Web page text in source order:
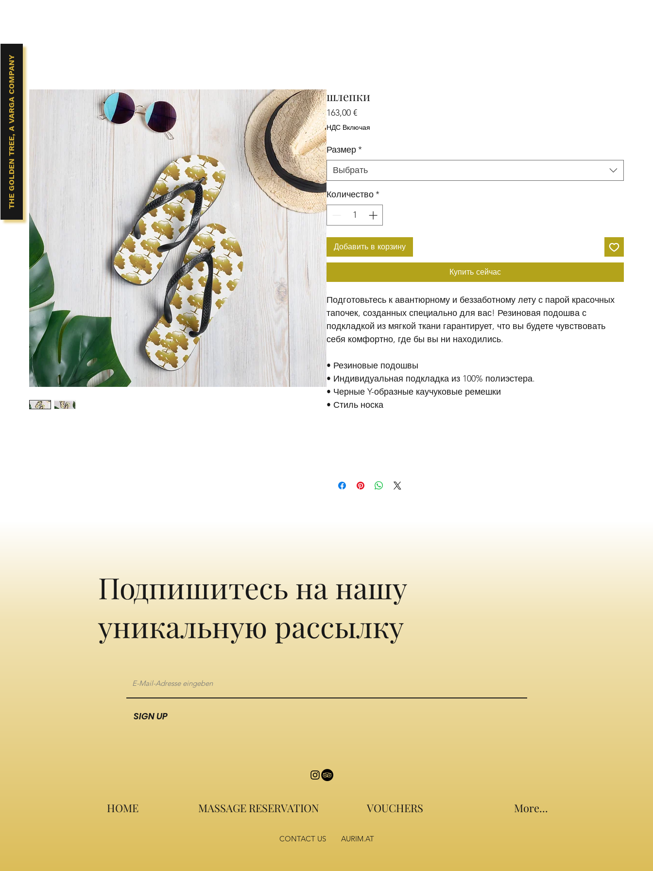
шлепки
163,00 €Цена
НДС Включая
Размер*
Выбрать
Количество*
Добавить в корзину
Купить сейчас
Подготовьтесь к авантюрному и беззаботному лету с парой красочных
тапочек, созданных специально для вас! Резиновая подошва с
подкладкой из мягкой ткани гарантирует, что вы будете чувствовать
себя комфортно, где бы вы ни находились.
• Резиновые подошвы
• Индивидуальная подкладка из 100% полиэстера.
• Черные Y-образные каучуковые ремешки
• Стиль носка
Подпишитесь на нашу
уникальную рассылку
HOME MASSAGE RESERVATION VOUCHERS More...
CONTACT US AURIM.AT
SIGN UP
THE GOLDEN TREE, A VARGA COMPANY